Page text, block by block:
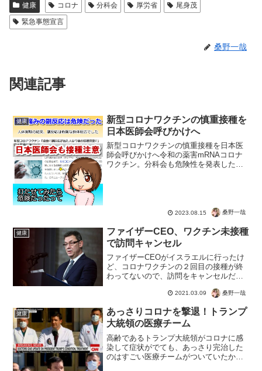
健康 コロナ 分科会 厚労省
尾身茂
緊急事態宣言
桑野一哉
関連記事
健康
新型コロナワクチンの慎重接種を
日本医師会呼びかけへ
新型コロナワクチンの慎重接種を日本医
師会呼びかけへ令和の薬害mRNAコロナ
ワクチン。分科会も危険性を発表したと
2023.08.15 桑野一哉
健康
ファイザーCEO、ワクチン未接種
で訪問キャンセル
ファイザーCEOがイスラエルに行ったけ
ど、コロナワクチンの２回目の接種が終
わってないので、訪問をキャンセルだっ
接種した？こんな大事な訪問なんだか
チンの奪い合いだ！なんて...
2021.03.09 桑野一哉
健康
あっさりコロナを撃退！トランプ
大統領の医療チーム
高齢であるトランプ大統領がコロナに感
染して症状がでても、あっさり完治した
のはすごい医療チームがついていたから